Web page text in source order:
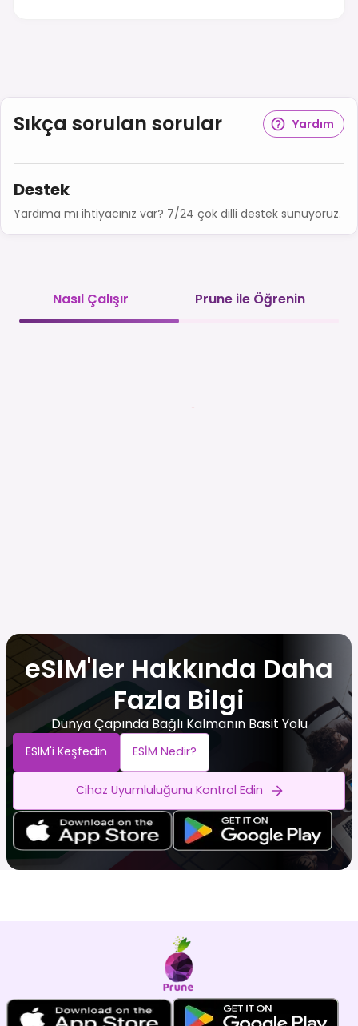
Sıkça sorulan sorular Yardım
Destek
Yardıma mı ihtiyacınız var? 7/24 çok dilli destek sunuyoruz.
Nasıl Çalışır Prune ile Öğrenin
eSIM'ler Hakkında Daha
Fazla Bilgi
Dünya Çapında Bağlı Kalmanın Basit Yolu
ESIM'i Keşfedin ESİM Nedir?
Cihaz Uyumluluğunu Kontrol Edin